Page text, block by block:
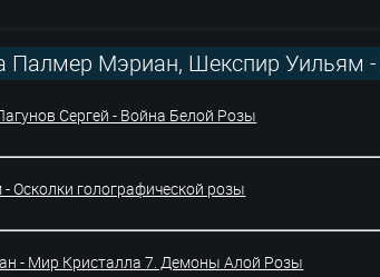
Палмер Мэриан, Шекспир Уильям
Сергей - Война Белой Розы
Осколки голографической розы
- Мир Кристалла 7. Демоны Алой Розы